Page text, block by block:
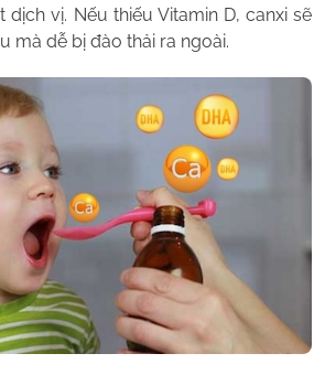
dịch vị. Nếu thiếu Vitamin D, canxi sẽ
mà dễ bị đào thải ra ngoài.